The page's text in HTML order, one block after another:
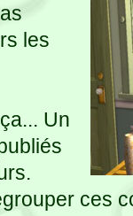
les
Un
ces